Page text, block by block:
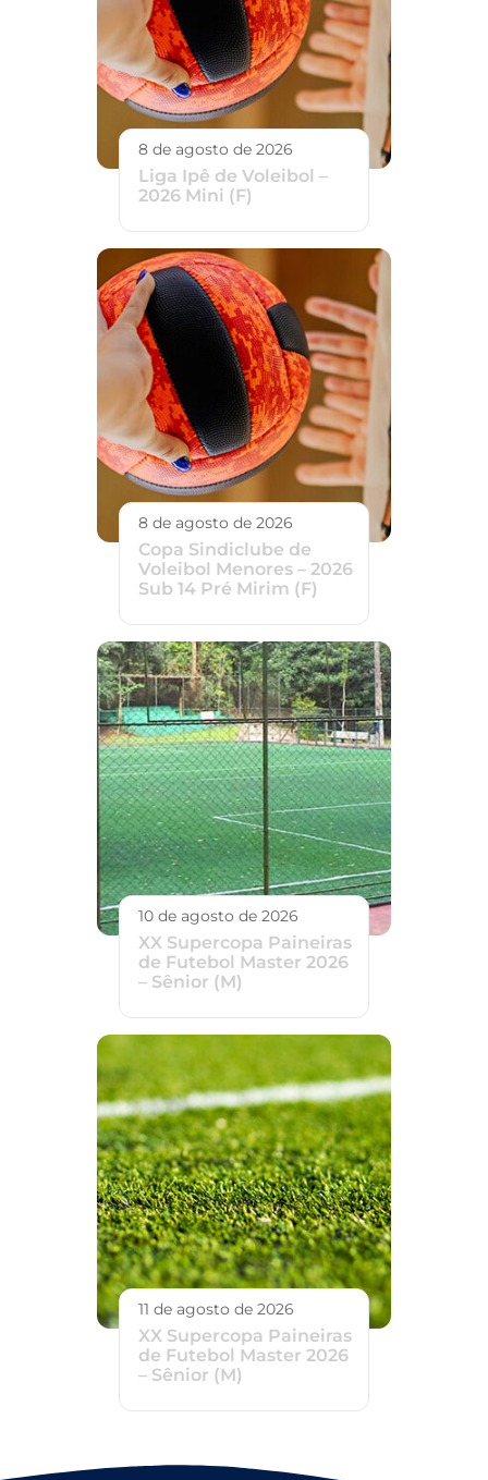
8 de agosto de 2026
Liga Ipê de Voleibol –
2026 Mini (F)
8 de agosto de 2026
Copa Sindiclube de
Voleibol Menores – 2026
Sub 14 Pré Mirim (F)
10 de agosto de 2026
XX Supercopa Paineiras
de Futebol Master 2026
– Sênior (M)
11 de agosto de 2026
XX Supercopa Paineiras
de Futebol Master 2026
– Sênior (M)